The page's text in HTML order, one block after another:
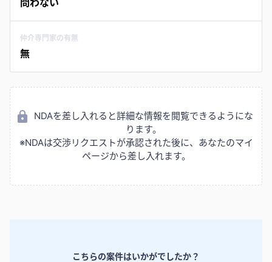
仲介専門家の有無
無
NDAを差し入れると詳細な情報を閲覧できるようにな
ります。
※NDAは交渉リクエストが承認された後に、あなたのマイ
ページから差し入れます。
こちらの案件はいかがでしたか？